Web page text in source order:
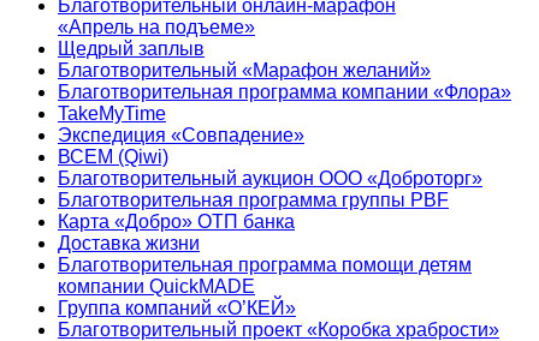
Благотворительный онлайн‑марафон
«Апрель на подъеме»
Щедрый заплыв
Благотворительный «Марафон желаний»
Благотворительная программа компании «Флора»
TakeMyTime
Экспедиция «Совпадение»
ВСЕМ (Qiwi)
Благотворительный аукцион ООО «Доброторг»
Благотворительная программа группы PBF
Карта «Добро» ОТП банка
Доставка жизни
Благотворительная программа помощи детям
компании QuickMADE
Группа компаний «О’КЕЙ»
Благотворительный проект «Коробка храбрости»